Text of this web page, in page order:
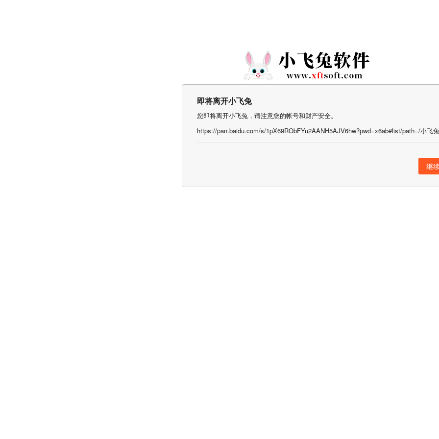
即将离开小飞兔
您即将离开小飞兔，请注意您的帐号和财产安全。
继